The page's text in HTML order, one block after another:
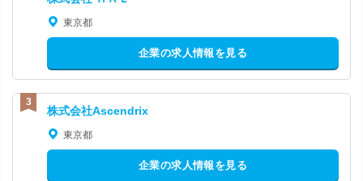
東京都
企業の求人情報を見る
株式会社Ascendrix
東京都
企業の求人情報を見る